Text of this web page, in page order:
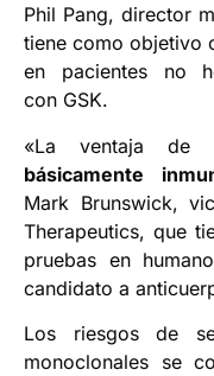
Phil Pang, director
tiene como objetivo
en pacientes no
con GSK.
«La ventaja de
básicamente
Mark Brunswick,
Therapeutics, que
pruebas en
candidato a
Los riesgos de
monoclonales se